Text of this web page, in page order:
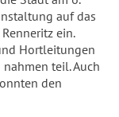
auf das
ein.
Hortleitungen
teil. Auch
den